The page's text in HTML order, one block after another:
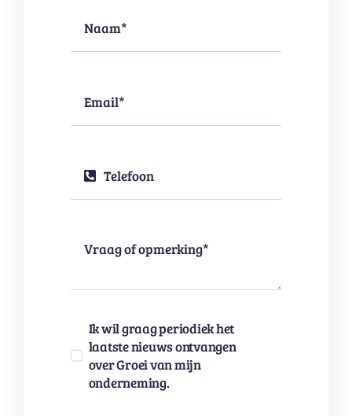
Ik wil graag periodiek het
laatste nieuws ontvangen
over Groei van mijn
onderneming.